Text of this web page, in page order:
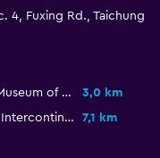
4, Fuxing Rd., Taichung
National Museum of Natural Science
3,0 km
Taichung Intercontinental Baseball Stadium 7,1 km